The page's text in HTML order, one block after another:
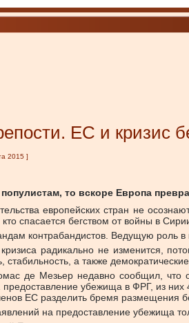
ЕС и кризис
2015 ]
то вскоре Европа
европейских стран не
спасается бегством от войны в
контрабандистов. Ведущую роль в
радикально не изменится,
а также
де Мезьер недавно сообщил, что
убежища в ФРГ, из
ЕС разделить бремя размещения
на предоставление убежища